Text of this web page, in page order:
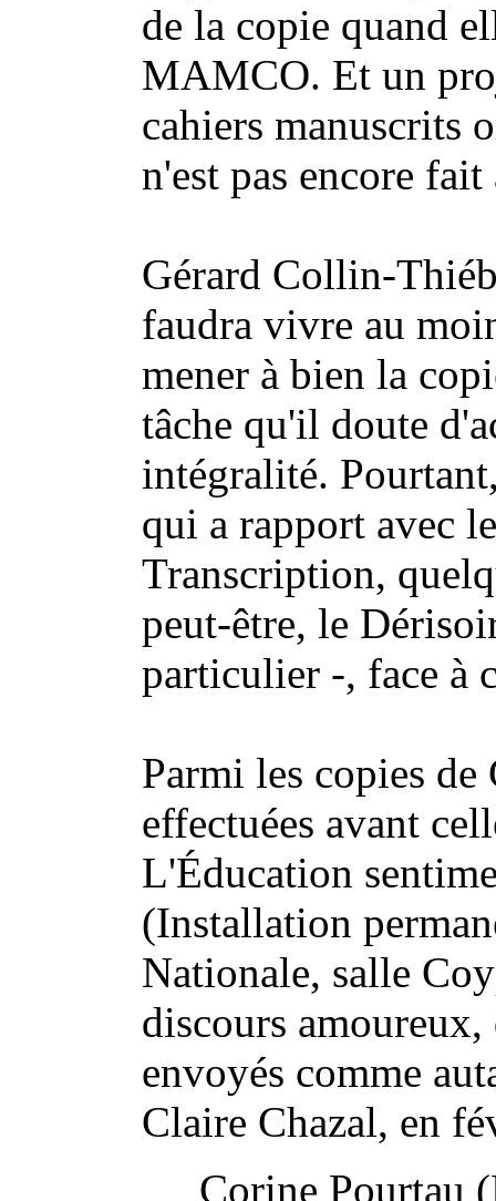
de la copie quand
MAMCO. Et un
cahiers manuscrits
n'est pas encore
Gérard Collin-
faudra vivre au
mener à bien la
tâche qu'il doute
intégralité.
qui a rapport avec
Transcription,
peut-être, le
particulier -, face à
Parmi les copies
effectuées avant
L'Éducation
(Installation
Nationale, salle
discours
envoyés comme
Claire Chazal, en
Corine Pourtau